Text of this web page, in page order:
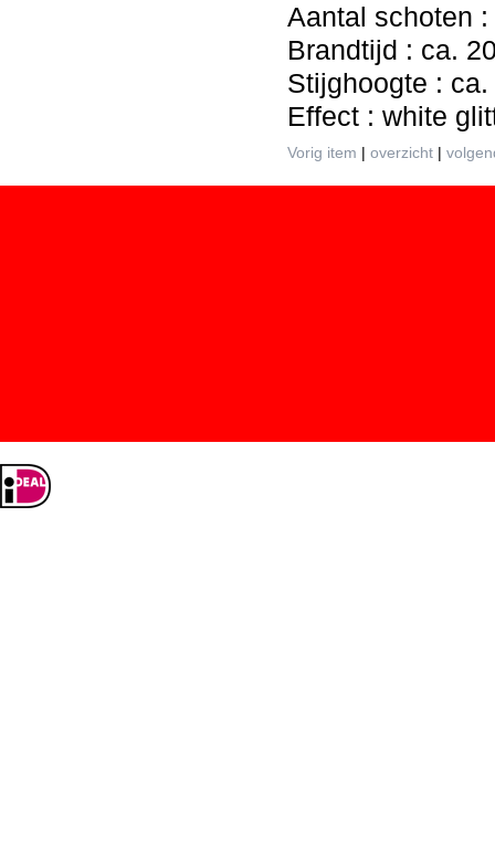
Aantal schoten :
Brandtijd : ca.
Stijghoogte :
Effect : white
Vorig item | overzicht |